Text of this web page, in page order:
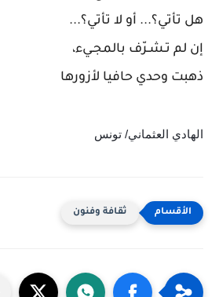
هل تأتي؟... أو لا تأتي؟...
إن لم تـشـرّف بالمجـيء،
ذهبت وحدي حافيا لأزورها
الهادي العثماني/ تونس
ثقافة وفنون